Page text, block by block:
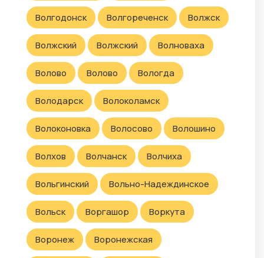
Волгодонск Волгореченск Волжск
Волжский Волжский Волноваха
Волово Волово Вологда
Володарск Волоколамск
Волоконовка Волосово Волошино
Волхов Волчанск Волчиха
Вольгинский Вольно-Надеждинское
Вольск Воргашор Воркута
Воронеж Воронежская